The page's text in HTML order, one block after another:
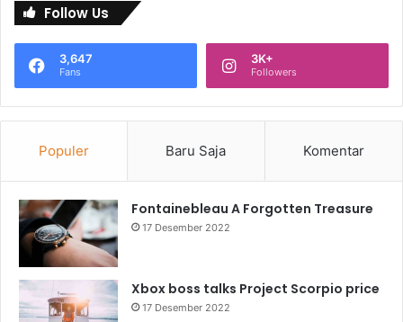
Follow Us
3,647
Fans
3K+
Followers
Populer Baru Saja Komentar
Fontainebleau A Forgotten Treasure
17 Desember 2022
Xbox boss talks Project Scorpio price
17 Desember 2022